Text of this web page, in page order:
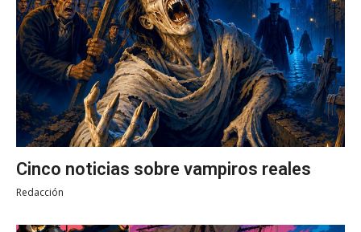
Cinco noticias sobre vampiros reales
Redacción